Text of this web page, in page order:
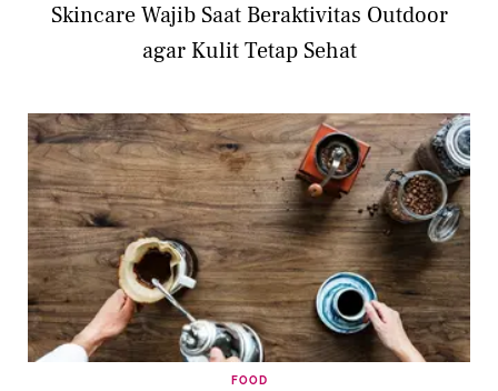
Skincare Wajib Saat Beraktivitas Outdoor
agar Kulit Tetap Sehat
FOOD